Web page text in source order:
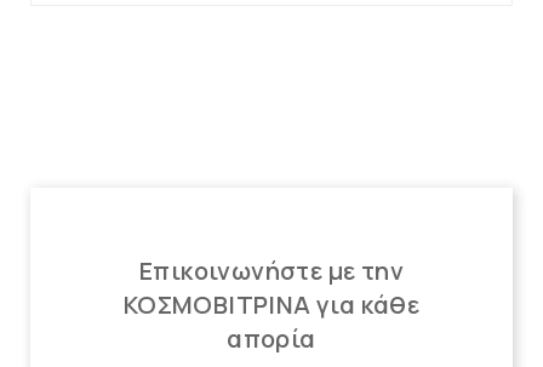
Επικοινωνήστε με την
ΚΟΣΜΟΒΙΤΡΙΝΑ για κάθε
απορία